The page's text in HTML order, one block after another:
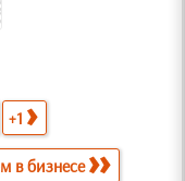
+1
в бизнесе